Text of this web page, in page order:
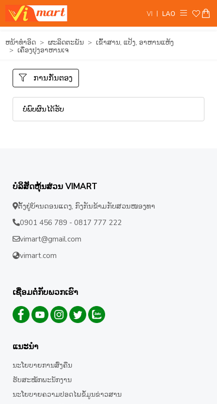
VI LAO
ຫນ້າທໍາອິດ ຜະລິດຕະພັນ
ເຂົ້າສານ, ແປ້ງ, ອາຫານແຫ້ງ
ເຄື່ອງປຸງອາຫານເຈ
ການກັ່ນຕອງ
ບໍ່ພົບຜົນໄດ້ຮັບ
ບໍລິສັດຫຸ້ນສ່ວນ VIMART
ຕັ້ງຢູ່ບ້ານດອນແດງ, ກົງກັນຂ້າມກັບສວນໜອງທາ
0901 456 789 - 0817 777 222
vimart@gmail.com
vimart.com
ເຊື່ອມຕໍ່ກັບພວກເຮົາ
ແນະນຳ
ນະໂຍບາຍການສົ່ງຄືນ
ຮັບສະໝັກພະນັກງານ
ນະໂຍບາຍຄວາມປອດໄພຂໍ້ມູນຂ່າວສານ